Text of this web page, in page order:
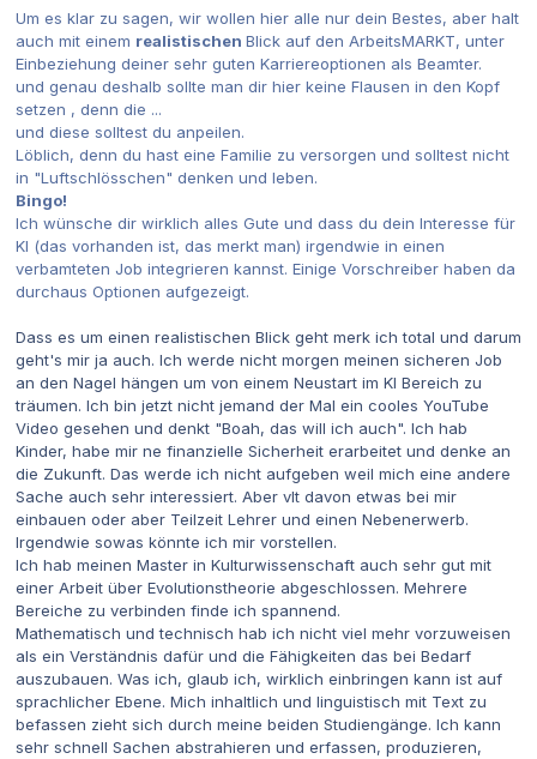
Um es klar zu sagen, wir wollen hier alle nur dein Bestes, aber halt
auch mit einem realistischen Blick auf den ArbeitsMARKT, unter
Einbeziehung deiner sehr guten Karriereoptionen als Beamter.
und genau deshalb sollte man dir hier keine Flausen in den Kopf
setzen , denn die ...
und diese solltest du anpeilen.
Löblich, denn du hast eine Familie zu versorgen und solltest nicht
in "Luftschlösschen" denken und leben.
Bingo!
Ich wünsche dir wirklich alles Gute und dass du dein Interesse für
KI (das vorhanden ist, das merkt man) irgendwie in einen
verbamteten Job integrieren kannst. Einige Vorschreiber haben da
durchaus Optionen aufgezeigt.
Dass es um einen realistischen Blick geht merk ich total und darum
geht's mir ja auch. Ich werde nicht morgen meinen sicheren Job
an den Nagel hängen um von einem Neustart im KI Bereich zu
träumen. Ich bin jetzt nicht jemand der Mal ein cooles YouTube
Video gesehen und denkt "Boah, das will ich auch". Ich hab
Kinder, habe mir ne finanzielle Sicherheit erarbeitet und denke an
die Zukunft. Das werde ich nicht aufgeben weil mich eine andere
Sache auch sehr interessiert. Aber vlt davon etwas bei mir
einbauen oder aber Teilzeit Lehrer und einen Nebenerwerb.
Irgendwie sowas könnte ich mir vorstellen.
Ich hab meinen Master in Kulturwissenschaft auch sehr gut mit
einer Arbeit über Evolutionstheorie abgeschlossen. Mehrere
Bereiche zu verbinden finde ich spannend.
Mathematisch und technisch hab ich nicht viel mehr vorzuweisen
als ein Verständnis dafür und die Fähigkeiten das bei Bedarf
auszubauen. Was ich, glaub ich, wirklich einbringen kann ist auf
sprachlicher Ebene. Mich inhaltlich und linguistisch mit Text zu
befassen zieht sich durch meine beiden Studiengänge. Ich kann
sehr schnell Sachen abstrahieren und erfassen, produzieren,